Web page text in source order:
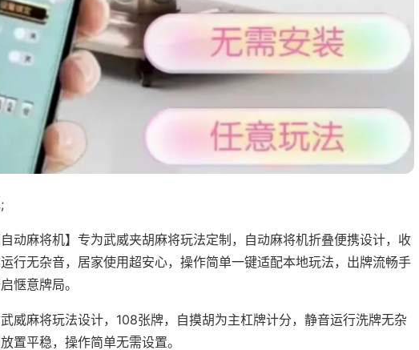
自动麻将机】专为武威夹胡麻将玩法定制，自动麻将机折叠便携设计，收
行无杂音，居家使用超安心，操作简单一键适配本地玩法，出牌流畅手
惬意牌局。
威麻将玩法设计，108张牌，自摸胡为主杠牌计分，静音运行洗牌无杂
置平稳，操作简单无需设置。